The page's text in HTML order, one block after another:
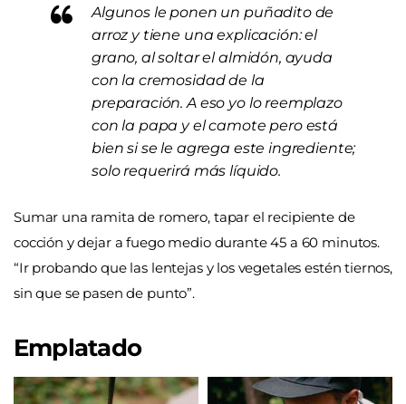
Algunos le ponen un puñadito de
arroz y tiene una explicación: el
grano, al soltar el almidón, ayuda
con la cremosidad de la
preparación. A eso yo lo reemplazo
con la papa y el camote pero está
bien si se le agrega este ingrediente;
solo requerirá más líquido.
Sumar una ramita de romero, tapar el recipiente de
cocción y dejar a fuego medio durante 45 a 60 minutos.
“Ir probando que las lentejas y los vegetales estén tiernos,
sin que se pasen de punto”.
Emplatado